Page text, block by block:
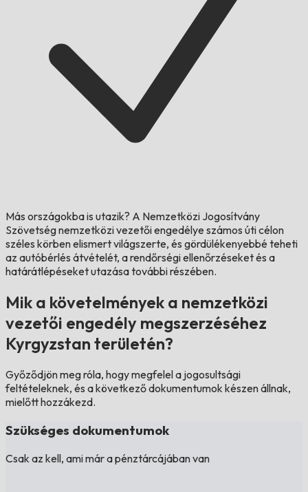
Más országokba is utazik? A Nemzetközi Jogosítvány
Szövetség nemzetközi vezetői engedélye számos úti célon
széles körben elismert világszerte, és gördülékenyebbé teheti
az autóbérlés átvételét, a rendőrségi ellenőrzéseket és a
határátlépéseket utazása további részében.
Mik a követelmények a nemzetközi
vezetői engedély megszerzéséhez
Kyrgyzstan területén?
Győződjön meg róla, hogy megfelel a jogosultsági
feltételeknek, és a következő dokumentumok készen állnak,
mielőtt hozzákezd.
Szükséges dokumentumok
Csak az kell, ami már a pénztárcájában van